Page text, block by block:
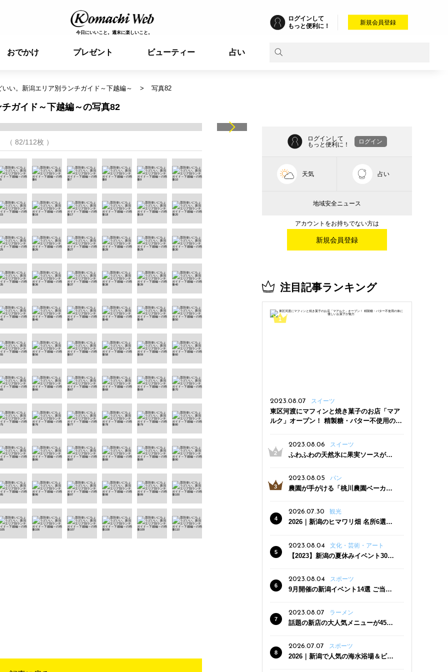
今日にいいこと。週末に楽しいこと。
ログインして
もっと便利に！
新規会員登録
おでかけ プレゼント ビューティー 占い
い。新潟エリア別ランチガイド～下越編～ 写真82
ガイド～下越編～の写真82
（ 82/112枚 ）
ログインして
もっと便利に！
ログイン
天気 占い
地域安全ニュース
アカウントをお持ちでない方は
新規会員登録
注目記事ランキング
2023.08.07 スイーツ
東区河渡にマフィンと焼き菓子のお店「マア
ルク」オープン！ 精製糖・バター不使用の体
2023.08.06
スイーツ
ふわふわの天然氷に果実ソースがた
三条駅近くにオープン
2023.08.05 パン
農園が手がける「桃川農園ベーカリ
った焼きたてパンのほか、ジェラー
トやスムージーも
2026.07.30 観光
2026｜新潟のヒマワリ畑 名所6選
2023.08.04
文化・芸術・アート
【2023】新潟の夏休みイベント30
2023.08.04
スポーツ
9月開催の新潟イベント14選 ご当地
2023.08.07 ラーメン
話題の新店の大人気メニューが450
クーポン登場
2026.07.07 スポーツ
2026｜新潟で人気の海水浴場＆ビー